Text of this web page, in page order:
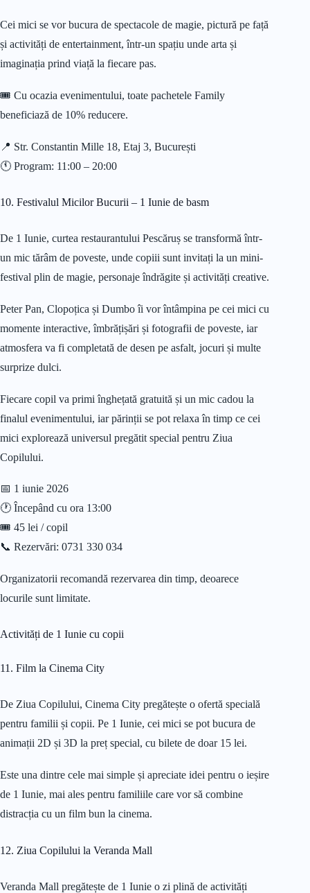
Cei mici se vor bucura de spectacole de magie, pictură pe față
și activități de entertainment, într-un spațiu unde arta și
imaginația prind viață la fiecare pas.
🎟️ Cu ocazia evenimentului, toate pachetele Family
beneficiază de 10% reducere.
📍 Str. Constantin Mille 18, Etaj 3, București
🕚 Program: 11:00 – 20:00
10. Festivalul Micilor Bucurii – 1 Iunie de basm
De 1 Iunie, curtea restaurantului Pescăruș se transformă într-
un mic tărâm de poveste, unde copiii sunt invitați la un mini-
festival plin de magie, personaje îndrăgite și activități creative.
Peter Pan, Clopoțica și Dumbo îi vor întâmpina pe cei mici cu
momente interactive, îmbrățișări și fotografii de poveste, iar
atmosfera va fi completată de desen pe asfalt, jocuri și multe
surprize dulci.
Fiecare copil va primi înghețată gratuită și un mic cadou la
finalul evenimentului, iar părinții se pot relaxa în timp ce cei
mici explorează universul pregătit special pentru Ziua
Copilului.
📅 1 iunie 2026
🕐 Începând cu ora 13:00
🎟️ 45 lei / copil
📞 Rezervări: 0731 330 034
Organizatorii recomandă rezervarea din timp, deoarece
locurile sunt limitate.
Activități de 1 Iunie cu copii
11. Film la Cinema City
De Ziua Copilului, Cinema City pregătește o ofertă specială
pentru familii și copii. Pe 1 Iunie, cei mici se pot bucura de
animații 2D și 3D la preț special, cu bilete de doar 15 lei.
Este una dintre cele mai simple și apreciate idei pentru o ieșire
de 1 Iunie, mai ales pentru familiile care vor să combine
distracția cu un film bun la cinema.
12. Ziua Copilului la Veranda Mall
Veranda Mall pregătește de 1 Iunie o zi plină de activități